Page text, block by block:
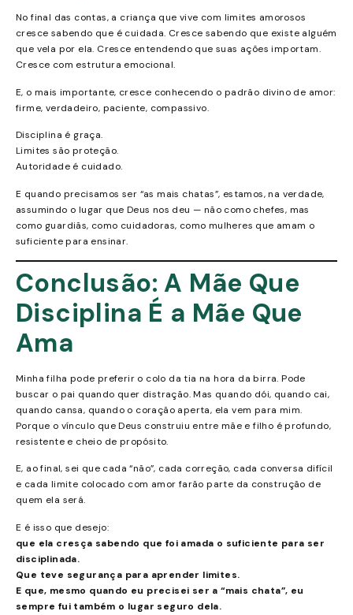
No final das contas, a criança que vive com limites amorosos
cresce sabendo que é cuidada. Cresce sabendo que existe alguém
que vela por ela. Cresce entendendo que suas ações importam.
Cresce com estrutura emocional.
E, o mais importante, cresce conhecendo o padrão divino de amor:
firme, verdadeiro, paciente, compassivo.
Disciplina é graça.
Limites são proteção.
Autoridade é cuidado.
E quando precisamos ser “as mais chatas”, estamos, na verdade,
assumindo o lugar que Deus nos deu — não como chefes, mas
como guardiãs, como cuidadoras, como mulheres que amam o
suficiente para ensinar.
Conclusão: A Mãe Que
Disciplina É a Mãe Que
Ama
Minha filha pode preferir o colo da tia na hora da birra. Pode
buscar o pai quando quer distração. Mas quando dói, quando cai,
quando cansa, quando o coração aperta, ela vem para mim.
Porque o vínculo que Deus construiu entre mãe e filho é profundo,
resistente e cheio de propósito.
E, ao final, sei que cada “não”, cada correção, cada conversa difícil
e cada limite colocado com amor farão parte da construção de
quem ela será.
E é isso que desejo:
que ela cresça sabendo que foi amada o suficiente para ser
disciplinada.
Que teve segurança para aprender limites.
E que, mesmo quando eu precisei ser a “mais chata”, eu
sempre fui também o lugar seguro dela.